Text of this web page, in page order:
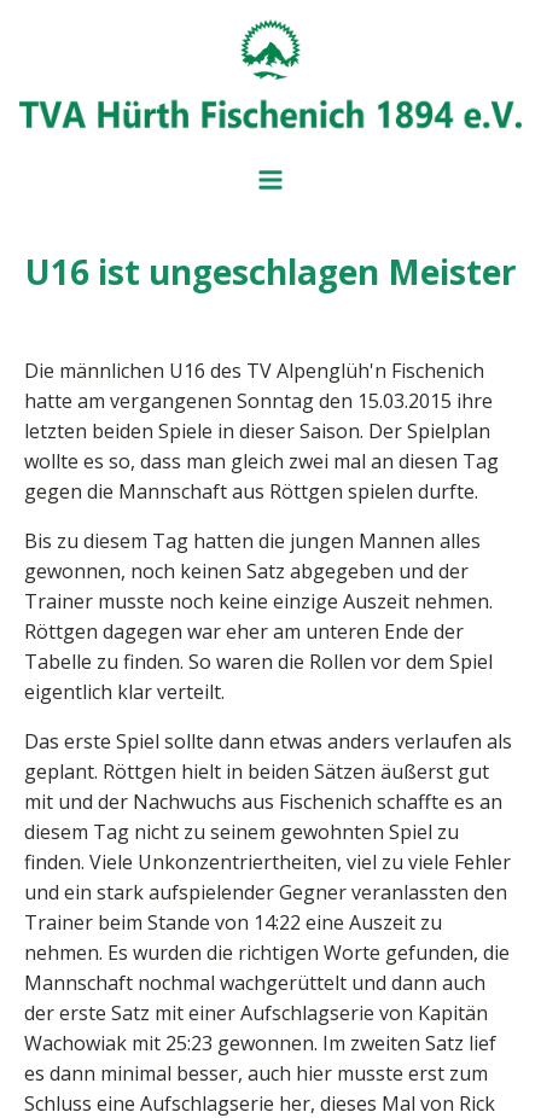
BALL- UND
U16 ist ungeschlagen Meister
Die männlichen U16 des TV Alpenglüh'n Fischenich
hatte am vergangenen Sonntag den 15.03.2015 ihre
letzten beiden Spiele in dieser Saison. Der Spielplan
wollte es so, dass man gleich zwei mal an diesen Tag
gegen die Mannschaft aus Röttgen spielen durfte.
Bis zu diesem Tag hatten die jungen Mannen alles
gewonnen, noch keinen Satz abgegeben und der
Trainer musste noch keine einzige Auszeit nehmen.
Röttgen dagegen war eher am unteren Ende der
Tabelle zu finden. So waren die Rollen vor dem Spiel
eigentlich klar verteilt.
Das erste Spiel sollte dann etwas anders verlaufen als
geplant. Röttgen hielt in beiden Sätzen äußerst gut
mit und der Nachwuchs aus Fischenich schaffte es an
diesem Tag nicht zu seinem gewohnten Spiel zu
finden. Viele Unkonzentriertheiten, viel zu viele Fehler
und ein stark aufspielender Gegner veranlassten den
Trainer beim Stande von 14:22 eine Auszeit zu
nehmen. Es wurden die richtigen Worte gefunden, die
Mannschaft nochmal wachgerüttelt und dann auch
der erste Satz mit einer Aufschlagserie von Kapitän
Wachowiak mit 25:23 gewonnen. Im zweiten Satz lief
es dann minimal besser, auch hier musste erst zum
Schluss eine Aufschlagserie her, dieses Mal von Rick